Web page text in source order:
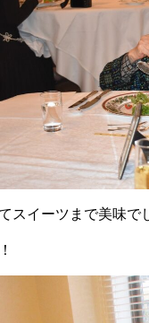
スイーツまで美味で